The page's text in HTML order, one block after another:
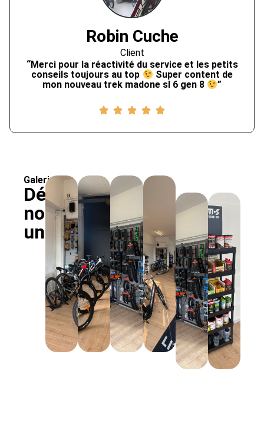
Robin Cuche
Client
“Merci pour la réactivité du service et les petits
conseils toujours au top
Super content de
mon nouveau trek madone sl 6 gen 8
”
Galerie
Découvrez
notre
univers